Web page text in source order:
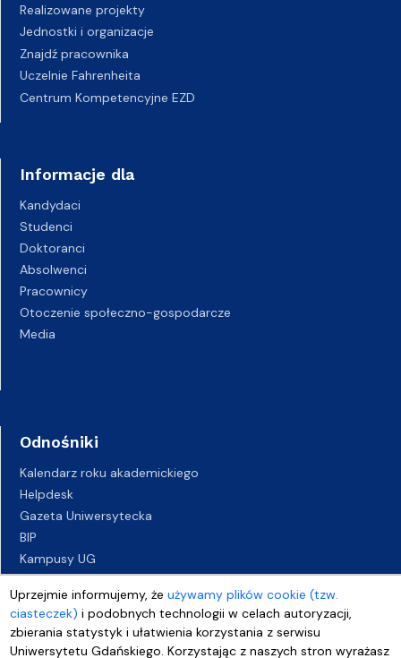
Uprzejmie informujemy, żeużywamy plików cookie (tzw.
ciasteczek) i podobnych technologii w celach autoryzacji,
zbierania statystyk i ułatwienia korzystania z serwisu
Uniwersytetu Gdańskiego. Korzystając z naszych stron wyrażasz
Realizowane projekty
Jednostki i organizacje
Znajdź pracownika
Uczelnie Fahrenheita
Centrum Kompetencyjne EZD
Informacje dla
Kandydaci
Studenci
Doktoranci
Absolwenci
Pracownicy
Otoczenie społeczno-gospodarcze
Media
Odnośniki
Kalendarz roku akademickiego
Helpdesk
Gazeta Uniwersytecka
BIP
Kampusy UG
Biuro Karier UG
Oferty pracy
Deklaracja dostępności